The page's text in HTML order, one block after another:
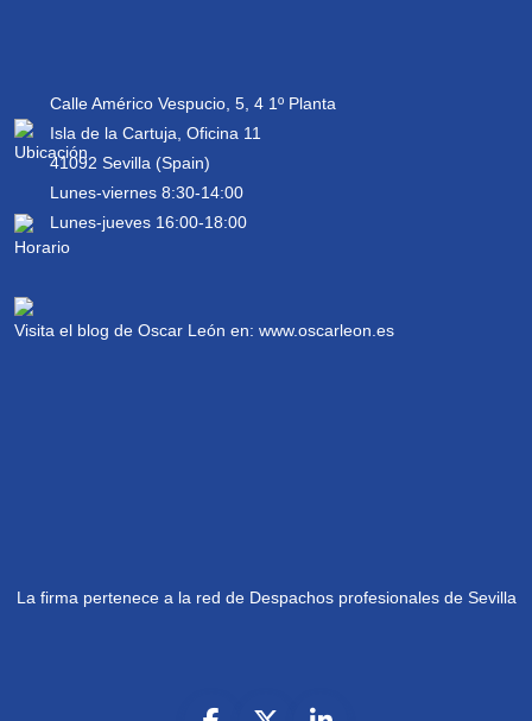
Calle Américo Vespucio, 5, 4 1º Planta
Isla de la Cartuja, Oficina 11
41092 Sevilla (Spain)
Lunes-viernes 8:30-14:00
Lunes-jueves 16:00-18:00
Visita el blog de Oscar León en: www.oscarleon.es
La firma pertenece a la red de Despachos profesionales de Sevilla